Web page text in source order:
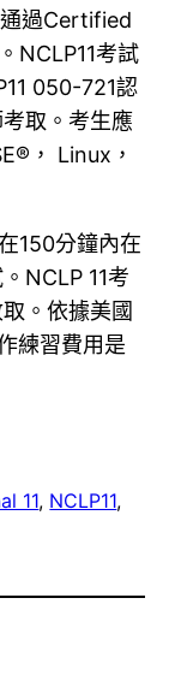
通過Certified
NCLP11考試
050-721認
取。考生應
， Linux，
150分鐘內在
NCLP 11考
。依據美國
練習費用是
11, NCLP11